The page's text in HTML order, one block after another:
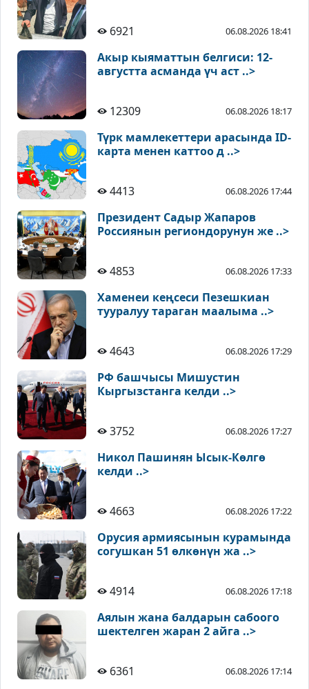
6921 06.08.2026 18:41
Акыр кыяматтын белгиси: 12-
августта асманда үч аст ..>
12309 06.08.2026 18:17
Түрк мамлекеттери арасында ID-
карта менен каттоо д ..>
4413 06.08.2026 17:44
Президент Садыр Жапаров
Россиянын региондорунун же ..>
4853 06.08.2026 17:33
Хаменеи кеңсеси Пезешкиан
тууралуу тараган маалыма ..>
4643 06.08.2026 17:29
РФ башчысы Мишустин
Кыргызстанга келди ..>
3752 06.08.2026 17:27
Никол Пашинян Ысык-Көлгө
келди ..>
4663 06.08.2026 17:22
Орусия армиясынын курамында
согушкан 51 өлкөнүн жа ..>
4914 06.08.2026 17:18
Аялын жана балдарын сабоого
шектелген жаран 2 айга ..>
6361 06.08.2026 17:14